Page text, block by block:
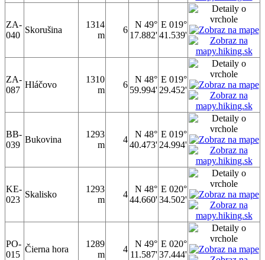
ZA-
040
Skorušina
1314
m
6
N 49°
17.882'
E 019°
41.539'
ZA-
087
Hláčovo
1310
m
6
N 48°
59.994'
E 019°
29.452'
BB-
039
Bukovina
1293
m
4
N 48°
40.473'
E 019°
24.994'
KE-
023
Skalisko
1293
m
4
N 48°
44.660'
E 020°
34.502'
PO-
015
Čierna hora
1289
m
4
N 49°
11.587'
E 020°
37.444'